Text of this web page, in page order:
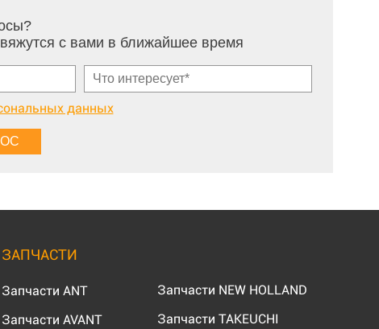
с вами в ближайшее время
данных
ЗАПЧАСТИ
Запчасти ANT
Запчасти AVANT
Запчасти NEW HOLLAND
Запчасти TAKEUCHI